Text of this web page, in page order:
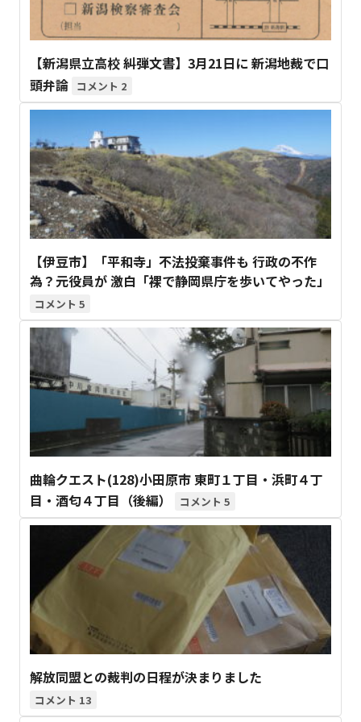
【新潟県立高校 糾弾文書】3月21日に 新潟地裁で口
頭弁論
2
【伊豆市】「平和寺」不法投棄事件も 行政の不作
為？元役員が 激白「裸で静岡県庁を歩いてやった」
5
曲輪クエスト(128)小田原市 東町１丁目・浜町４丁
目・酒匂４丁目（後編）
5
解放同盟との裁判の日程が決まりました
13